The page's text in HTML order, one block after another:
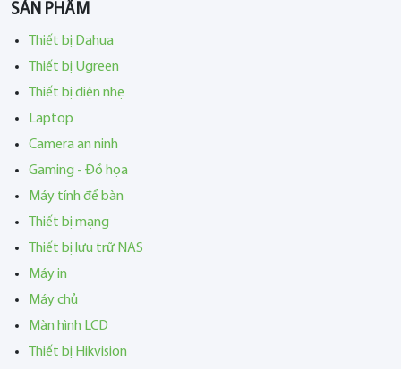
SẢN PHẨM
Thiết bị Dahua
Thiết bị Ugreen
Thiết bị điện nhẹ
Laptop
Camera an ninh
Gaming - Đồ họa
Máy tính để bàn
Thiết bị mạng
Thiết bị lưu trữ NAS
Máy in
Máy chủ
Màn hình LCD
Thiết bị Hikvision